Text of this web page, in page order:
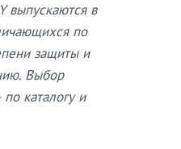
выпускаются в
по
защиты и
Выбор
каталогу и